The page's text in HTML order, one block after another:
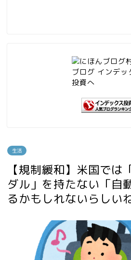
生活
【規制緩和】米国では
ダル」を持たない「自
るかもしれないらしい